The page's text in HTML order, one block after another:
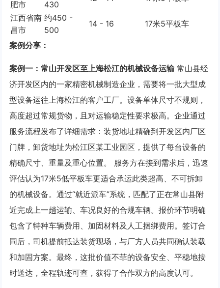
肥市 430
江西省南
昌市
约450 -
500
14 - 16 17米5平板车
案例分享：
案例一：常山开发区至上海松江的机械设备运输常山县经
济开发区内的一家精密机械制造企业，需要将一批大型成
型设备运往上海松江的客户工厂。设备单体尺寸不规则，
高度超过常规货物，且对运输稳定性要求极高。企业通过
服务流程发布了详细需求：装货地址精确到开发区内厂区
门牌，卸货地址为松江区某工业园区，提供了每台设备的
精确尺寸、重量及重心位置。 服务方在接到需求后，迅速
评估认为17米5低平板车更适合承运此类超高、不可拆卸
的机械设备。通过“就近派车”系统，匹配了正在常山县附
近完成上一趟运输、车况良好的合规车辆。报价环节明确
包含了特种车辆费用、加固材料及人工捆绑费用。签订合
同后，司机提前抵达装货现场，与厂方人员共同确认装载
和加固方案。最终，这批价值不菲的设备安全、平稳地按
时送达，全程轨迹可查，获得了合作双方的高度认可。